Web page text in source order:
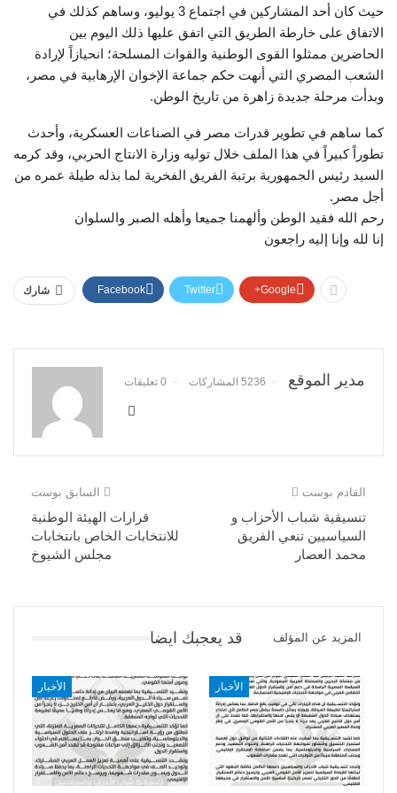
حيث كان أحد المشاركين في اجتماع 3 يوليو، وساهم كذلك في
الاتفاق على خارطة الطريق التي اتفق عليها ذلك اليوم بين
الحاضرين ممثلوا القوى الوطنية والقوات المسلحة؛ انحيازاً لإرادة
الشعب المصري التي أنهت حكم جماعة الإخوان الإرهابية في مصر،
وبدأت مرحلة جديدة زاهرة من تاريخ الوطن.
كما ساهم في تطوير قدرات مصر في الصناعات العسكرية، وأحدث
تطوراً كبيراً في هذا الملف خلال توليه وزارة الانتاج الحربي، وقد كرمه
السيد رئيس الجمهورية برتبة الفريق الفخرية لما بذله طيلة عمره من
أجل مصر.
رحم الله فقيد الوطن وألهمنا جميعا وأهله الصبر والسلوان
إنا لله وإنا إليه راجعون
شارك Facebook Twitter Google+
مدير الموقع 5236 المشاركات 0 تعليقات
السابق بوست
قرارات الهيئة الوطنية
للانتخابات الخاص بانتخابات
مجلس الشيوخ
القادم بوست
تنسيقية شباب الأحزاب و
السياسيين تنعي الفريق
محمد العصار
قد يعجبك ايضا المزيد عن المؤلف
الأخبار الأخبار